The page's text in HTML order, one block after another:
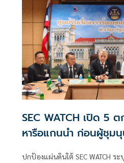
ใครจะถอนพิษกัญชาระบอบสีน้ำเ
SEC WATCH เปิด 5 ตกลง หลัง 'พิพัฒน์'
หารือแกนนำ ก่อนผู้ชุม
ปกป้องแผ่นดินใต้ SEC WATCH ระบุว่า บรรลุทุกข้อเรียกร้อง